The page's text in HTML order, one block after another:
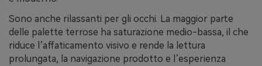
Sono anche rilassanti per gli occhi. La maggior parte
delle palette terrose ha saturazione medio-bassa, il che
riduce l’affaticamento visivo e rende la lettura
prolungata, la navigazione prodotto e l’esperienza